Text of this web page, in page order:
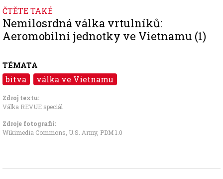
ČTĚTE TAKÉ
Nemilosrdná válka vrtulníků:
Aeromobilní jednotky ve Vietnamu (1)
TÉMATA
bitva válka ve Vietnamu
Zdroj textu:
Válka REVUE speciál
Zdroje fotografii:
Wikimedia Commons, U.S. Army, PDM 1.0